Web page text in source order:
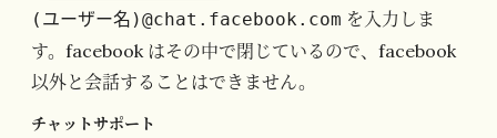
(ユーザー名)@chat.facebook.com を入力しま
す。facebook はその中で閉じているので、facebook
以外と会話することはできません。
チャットサポート